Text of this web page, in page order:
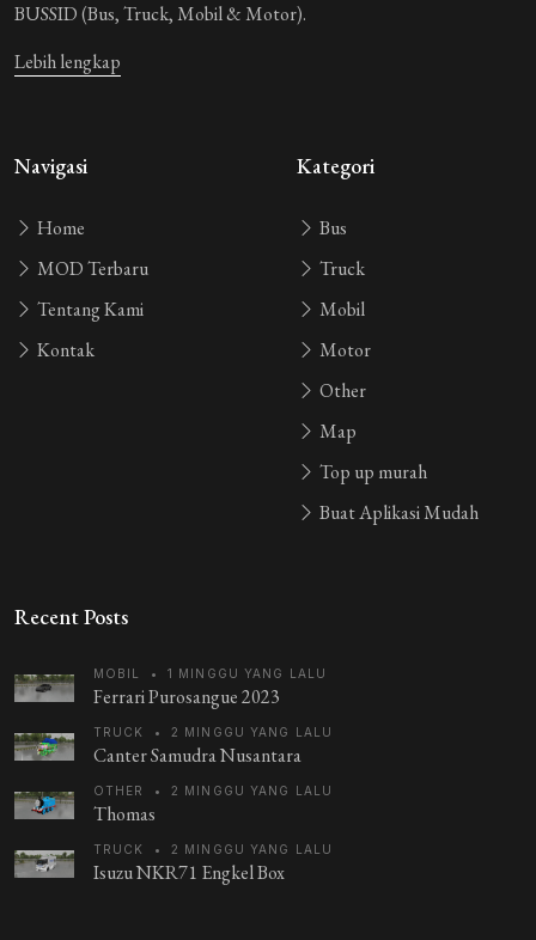
BUSSID (Bus, Truck, Mobil & Motor).
Lebih lengkap
Navigasi
Home
MOD Terbaru
Tentang Kami
Kontak
Kategori
Bus
Truck
Mobil
Motor
Other
Map
Top up murah
Buat Aplikasi Mudah
Recent Posts
MOBIL • 1 MINGGU YANG LALU
Ferrari Purosangue 2023
TRUCK • 2 MINGGU YANG LALU
Canter Samudra Nusantara
OTHER • 2 MINGGU YANG LALU
Thomas
TRUCK • 2 MINGGU YANG LALU
Isuzu NKR71 Engkel Box